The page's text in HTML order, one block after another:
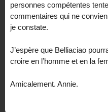
personnes compétentes
commentaires qui ne
je constate.
J’espère que Belliaciao
croire en l’homme et en la
Amicalement. Annie.